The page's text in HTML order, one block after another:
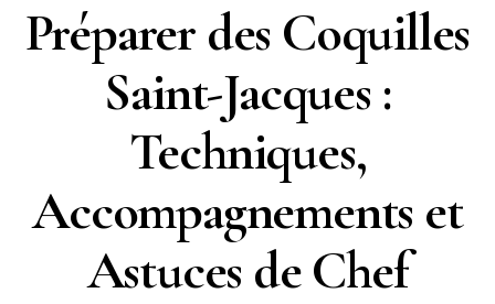
Préparer des Coquilles
Saint-Jacques :
Techniques,
Accompagnements et
Astuces de Chef